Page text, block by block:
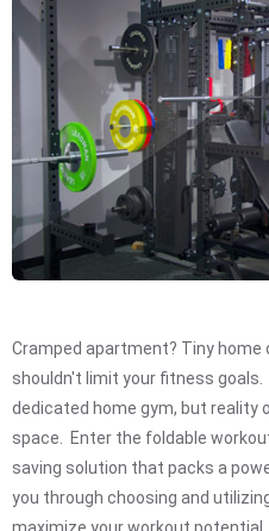
Cramped apartment? Tiny
shouldn't limit your fitness
dedicated home gym, but reality
space. Enter the foldable
saving solution that packs a
you through choosing and